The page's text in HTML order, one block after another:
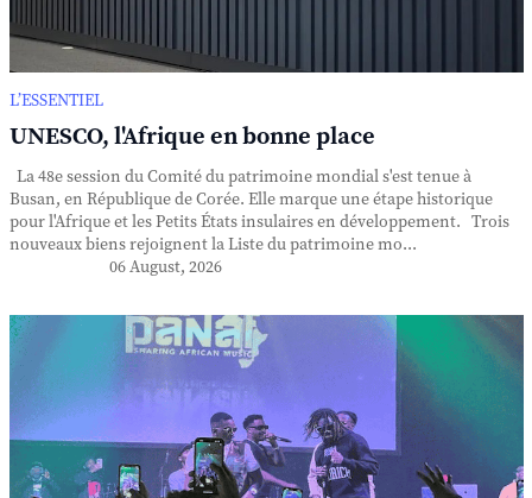
L’ESSENTIEL
UNESCO, l'Afrique en bonne place
La 48e session du Comité du patrimoine mondial s'est tenue à
Busan, en République de Corée. Elle marque une étape historique
pour l'Afrique et les Petits États insulaires en développement. Trois
nouveaux biens rejoignent la Liste du patrimoine mo...
06 August, 2026